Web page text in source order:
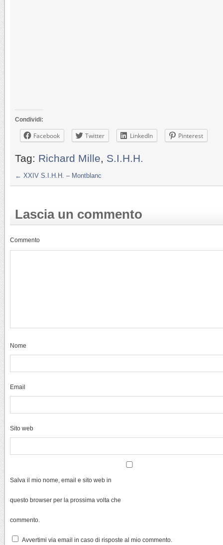
Condividi:
Facebook Twitter LinkedIn Pinterest
Tag: Richard Mille, S.I.H.H.
← XXIV S.I.H.H. – Montblanc
Lascia un commento
Commento
Nome
Email
Sito web
Salva il mio nome, email e sito web in
questo browser per la prossima volta che
commento.
Avvertimi via email in caso di risposte al mio commento.